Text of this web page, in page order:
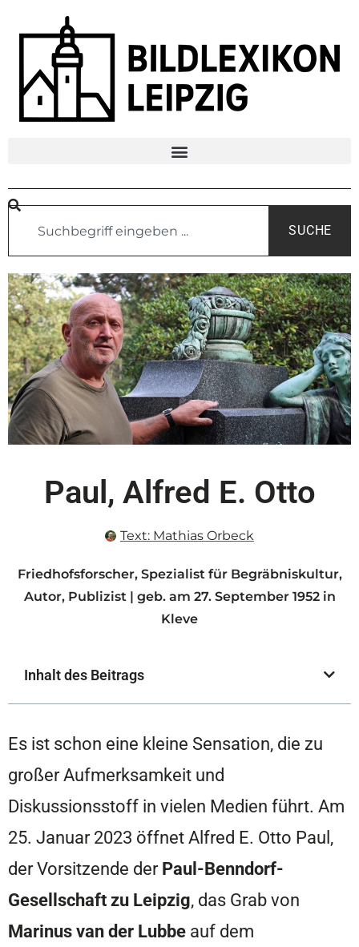
SUCHE
Paul, Alfred E. Otto
Text: Mathias Orbeck
Friedhofsforscher, Spezialist für Begräbniskultur,
Autor, Publizist | geb. am 27. September 1952 in
Kleve
Inhalt des Beitrags
Es ist schon eine kleine Sensation, die zu
großer Aufmerksamkeit und
Diskussionsstoff in vielen Medien führt. Am
25. Januar 2023 öffnet Alfred E. Otto Paul,
der Vorsitzende derPaul-Benndorf-
Gesellschaft zu Leipzig, das Grab von
Marinus van der Lubbe auf dem